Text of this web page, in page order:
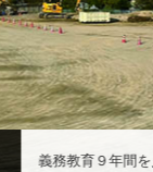
義務教育９年間